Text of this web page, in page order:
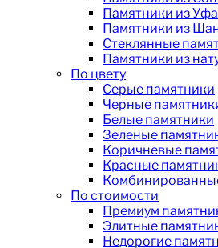
Памятники из
Памятники из
Стеклянные
Памятники из
По цвету
Серые памятники
Черные
Белые памятники
Зеленые
Коричневые
Красные
По стоимости
Премиум
Элитные
Недорогие